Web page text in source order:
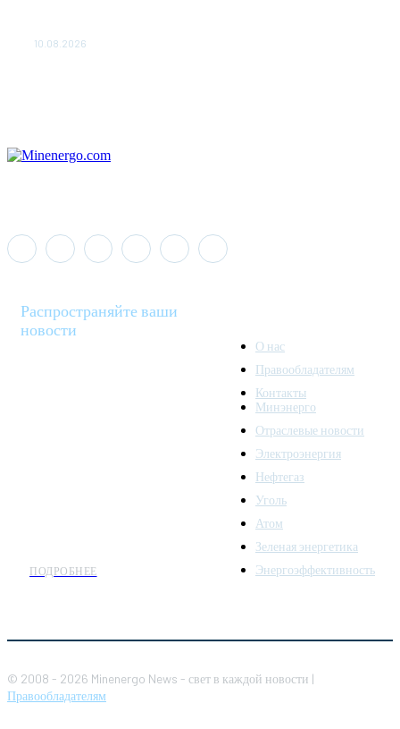
10.08.2026
Распространяйте ваши
новости
ПОДРОБНЕЕ
О нас
Правообладателям
Контакты
Минэнерго
Отраслевые новости
Электроэнергия
Нефтегаз
Уголь
Атом
Зеленая энергетика
Энергоэффективность
© 2008 - 2026 Minenergo News - свет в каждой новости |
Правообладателям